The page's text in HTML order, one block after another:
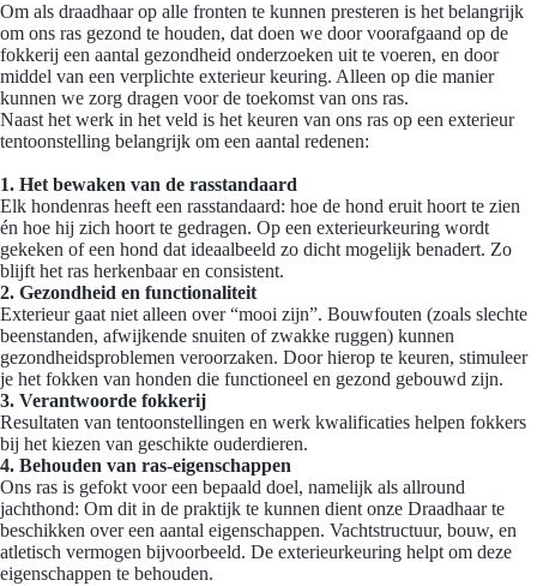
Om als draadhaar op alle fronten te kunnen presteren is het belangrijk
om ons ras gezond te houden, dat doen we door voorafgaand op de
fokkerij een aantal gezondheid onderzoeken uit te voeren, en door
middel van een verplichte exterieur keuring. Alleen op die manier
kunnen we zorg dragen voor de toekomst van ons ras.
Naast het werk in het veld is het keuren van ons ras op een exterieur
tentoonstelling belangrijk om een aantal redenen:
1. Het bewaken van de rasstandaard
Elk hondenras heeft een rasstandaard: hoe de hond eruit hoort te zien
én hoe hij zich hoort te gedragen. Op een exterieurkeuring wordt
gekeken of een hond dat ideaalbeeld zo dicht mogelijk benadert. Zo
blijft het ras herkenbaar en consistent.
2. Gezondheid en functionaliteit
Exterieur gaat niet alleen over “mooi zijn”. Bouwfouten (zoals slechte
beenstanden, afwijkende snuiten of zwakke ruggen) kunnen
gezondheidsproblemen veroorzaken. Door hierop te keuren, stimuleer
je het fokken van honden die functioneel en gezond gebouwd zijn.
3. Verantwoorde fokkerij
Resultaten van tentoonstellingen en werk kwalificaties helpen fokkers
bij het kiezen van geschikte ouderdieren.
4. Behouden van ras-eigenschappen
Ons ras is gefokt voor een bepaald doel, namelijk als allround
jachthond: Om dit in de praktijk te kunnen dient onze Draadhaar te
beschikken over een aantal eigenschappen. Vachtstructuur, bouw, en
atletisch vermogen bijvoorbeeld. De exterieurkeuring helpt om deze
eigenschappen te behouden.